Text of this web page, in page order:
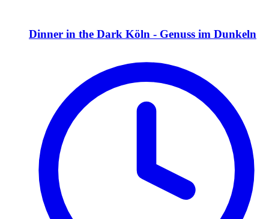
Dinner in the Dark Köln - Genuss im Dunkeln